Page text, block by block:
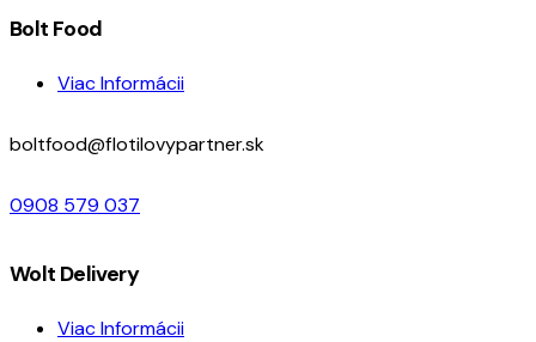
Bolt Food
Viac Informácii
boltfood@flotilovypartner.sk
0908 579 037
Wolt Delivery
Viac Informácii